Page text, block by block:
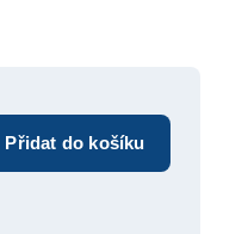
Přidat do košíku